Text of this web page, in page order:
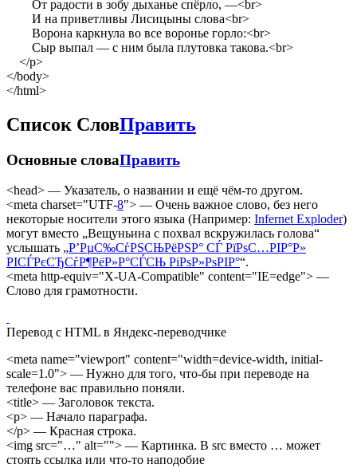
От радости в зобу дыханье спёрло, —<br>
И на приветливы Лисицыны слова<br>
Ворона каркнула во все воронье горло:<br>
Сыр выпал — с ним была плутовка такова.<br>
</p>
</body>
</html>
Список СловПравить
Основные словаПравить
<head> — Указатель, о названии и ещё чём-то другом.
<meta charset="UTF-8"> — Очень важное слово, без него
некоторые носители этого языка (Например: Infernet Exploder)
могут вместо „Вещуньина с похвал вскружилась голова“
услышать „Р’РµС‰СѓРЅСЊРёРЅР° СЃ РїРѕС…РІР°Р»
РІСЃРєСЂСѓР¶РёР»Р°СЃСЊ РіРѕР»РѕРІР°“.
<meta http-equiv="X-UA-Compatible" content="IE=edge"> —
Слово для грамотности.
Перевод с HTML в Яндекс-переводчике
<meta name="viewport" content="width=device-width, initial-
scale=1.0"> — Нужно для того, что-бы при переводе на
телефоне вас правильно поняли.
<title> — Заголовок текста.
<p> — Начало параграфа.
</p> — Красная строка.
<img src="…" alt=""> — Картинка. В src вместо … может
стоять ссылка или что-то наподобие